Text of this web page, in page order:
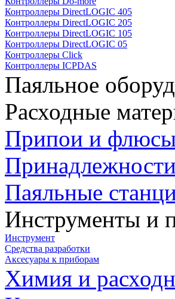
Контроллеры DirectLOGIC 405
Контроллеры DirectLOGIC 205
Контроллеры DirectLOGIC 105
Контроллеры DirectLOGIC 05
Контроллеры Click
Контроллеры ICPDAS
Паяльное
Расходные
Припои и
Принадлежности
Паяльные
Инструменты и
Инструмент
Средства разработки
Аксесуары к приборам
Химия и